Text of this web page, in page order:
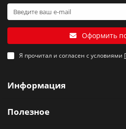
Оформить
Я прочитал и согласен с условиями
Информация
Полезное